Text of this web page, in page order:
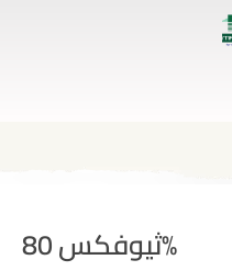
ثيوفكس 80%